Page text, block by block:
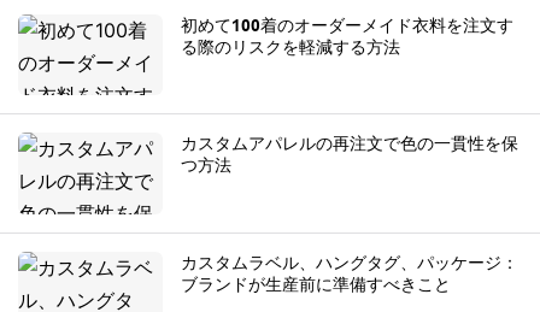
初めて100着のオーダーメイド衣料を注文す
る際のリスクを軽減する方法
カスタムアパレルの再注文で色の一貫性を保
つ方法
カスタムラベル、ハングタグ、パッケージ：
ブランドが生産前に準備すべきこと